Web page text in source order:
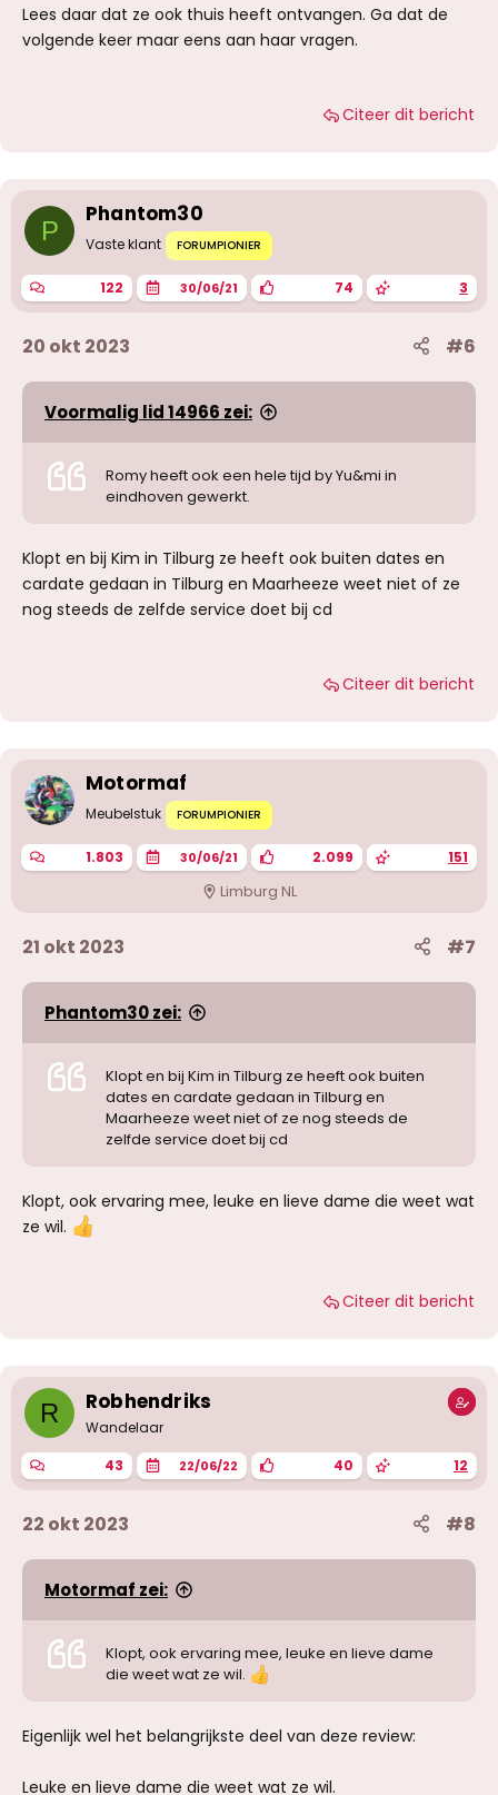
Lees daar dat ze ook thuis heeft ontvangen. Ga dat de
volgende keer maar eens aan haar vragen.
Citeer dit bericht
P
Phantom30
Vaste klant FORUMPIONIER
122 30/06/21 74 3
20 okt 2023 #6
Voormalig lid 14966 zei:
Romy heeft ook een hele tijd by Yu&mi in
eindhoven gewerkt.
Klopt en bij Kim in Tilburg ze heeft ook buiten dates en
cardate gedaan in Tilburg en Maarheeze weet niet of ze
nog steeds de zelfde service doet bij cd
Citeer dit bericht
Motormaf
Meubelstuk FORUMPIONIER
1.803 30/06/21 2.099 151
Limburg NL
21 okt 2023 #7
Phantom30 zei:
Klopt en bij Kim in Tilburg ze heeft ook buiten
dates en cardate gedaan in Tilburg en
Maarheeze weet niet of ze nog steeds de
zelfde service doet bij cd
Klopt, ook ervaring mee, leuke en lieve dame die weet wat
ze wil.
Citeer dit bericht
R Robhendriks
Wandelaar
43 22/06/22 40 12
22 okt 2023 #8
Motormaf zei:
Klopt, ook ervaring mee, leuke en lieve dame
die weet wat ze wil.
Eigenlijk wel het belangrijkste deel van deze review:
Leuke en lieve dame die weet wat ze wil.